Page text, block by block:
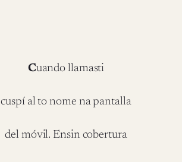
Cuando llamasti
cuspí al to nome na pantalla
del móvil. Ensin cobertura